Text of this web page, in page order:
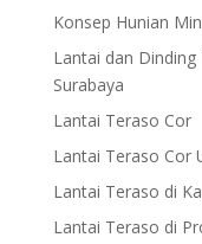
Konsep Hunian
Lantai dan
Surabaya
Lantai Teraso Cor
Lantai Teraso Cor
Lantai Teraso di
Lantai Teraso di